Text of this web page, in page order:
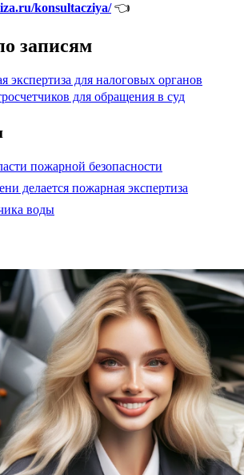
konsultacziya/👈
записям
экспертиза для налоговых органов
для обращения в суд
пожарной безопасности
делается пожарная экспертиза
воды